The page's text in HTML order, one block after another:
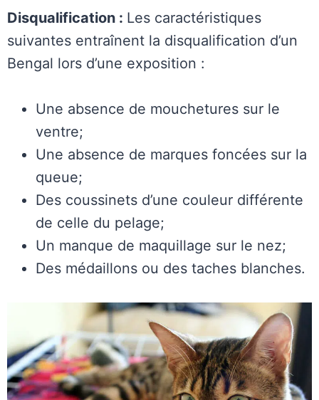
Disqualification : Les caractéristiques
suivantes entraînent la disqualification d’un
Bengal lors d’une exposition :
Une absence de mouchetures sur le
ventre;
Une absence de marques foncées sur la
queue;
Des coussinets d’une couleur différente
de celle du pelage;
Un manque de maquillage sur le nez;
Des médaillons ou des taches blanches.